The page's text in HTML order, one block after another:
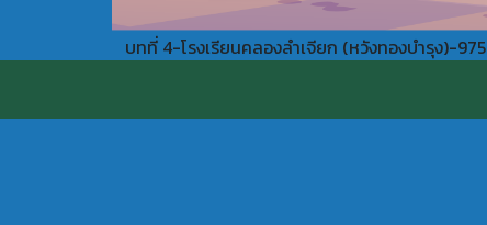
บทที่ 4-โรงเรียนคลองลำเจียก (หวังทองบำรุง)-975